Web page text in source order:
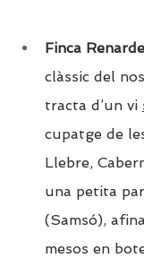
Finca
clàssic del
tracta d’un vi
cupatge de
Llebre,
una petita
(Samsó),
mesos en